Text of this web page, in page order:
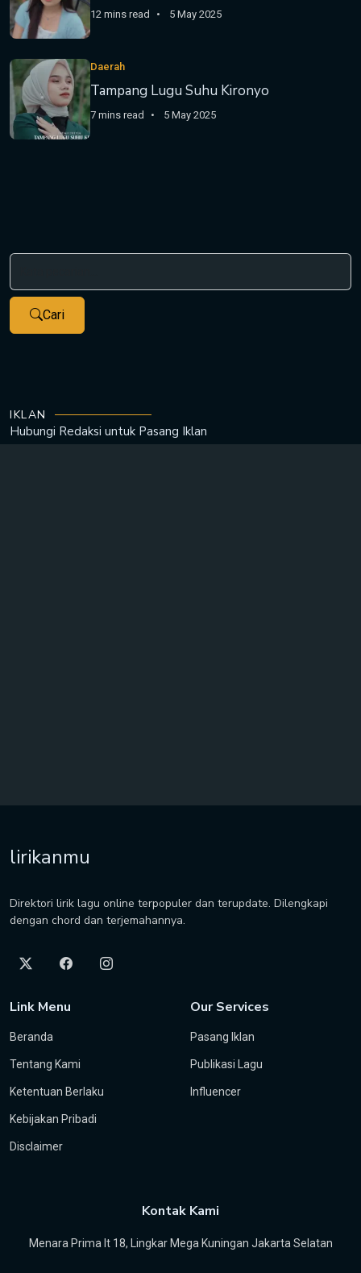
12 mins read 5 May 2025
Daerah
Tampang Lugu Suhu Kironyo
7 mins read 5 May 2025
Cari
IKLAN
Hubungi Redaksi untuk Pasang Iklan
lirikanmu
Direktori lirik lagu online terpopuler dan terupdate. Dilengkapi
dengan chord dan terjemahannya.
Link Menu
Beranda
Tentang Kami
Ketentuan Berlaku
Kebijakan Pribadi
Disclaimer
Our Services
Pasang Iklan
Publikasi Lagu
Influencer
Kontak Kami
Menara Prima lt 18, Lingkar Mega Kuningan Jakarta Selatan